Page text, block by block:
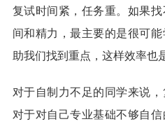
复试时间紧，任务重。如果
间和精力，最主要的是很可
助我们找到重点，这样效率也
对于自制力不足的同学来说，
对于对自己专业基础不够自